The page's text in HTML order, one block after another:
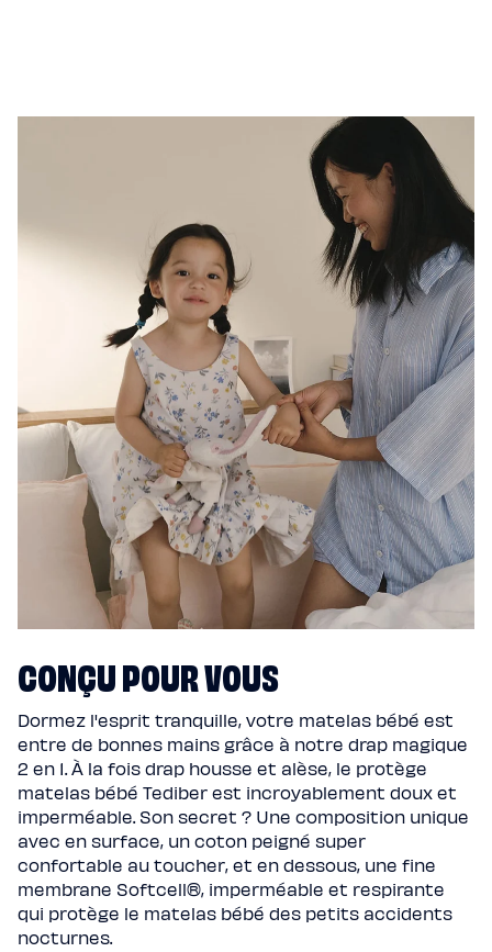
CONÇU POUR VOUS
Dormez l'esprit tranquille, votre matelas bébé est
entre de bonnes mains grâce à notre drap magique
2 en 1. À la fois drap housse et alèse, le protège
matelas bébé Tediber est incroyablement doux et
imperméable. Son secret ? Une composition unique
avec en surface, un coton peigné super
confortable au toucher, et en dessous, une fine
membrane Softcell®, imperméable et respirante
qui protège le matelas bébé des petits accidents
nocturnes.